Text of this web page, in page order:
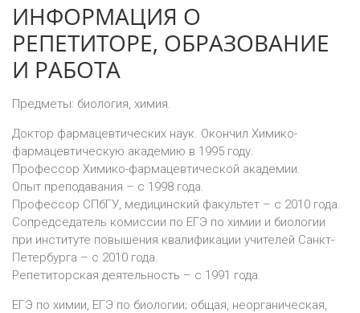
ИНФОРМАЦИЯ О
РЕПЕТИТОРЕ, ОБРАЗОВАНИЕ
И РАБОТА
Предметы: биология, химия.
Доктор фармацевтических наук. Окончил Химико-
фармацевтическую академию в 1995 году.
Профессор Химико-фармацевтической академии.
Опыт преподавания – с 1998 года.
Профессор СПбГУ, медицинский факультет – с 2010 года.
Сопредседатель комиссии по ЕГЭ по химии и биологии
при институте повышения квалификации учителей Санкт-
Петербурга – с 2010 года.
Репетиторская деятельность – с 1991 года.
ЕГЭ по химии, ЕГЭ по биологии; общая, неорганическая,